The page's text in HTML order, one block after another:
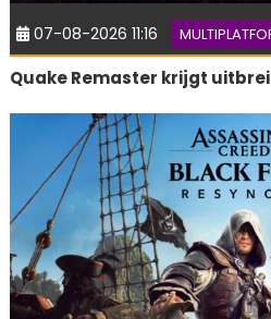
07-08-2026 11:16
Quake Remaster krijgt